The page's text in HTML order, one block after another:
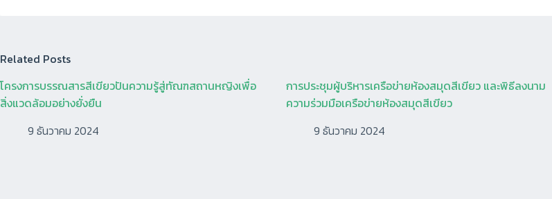
Related Posts
โครงการบรรณสารสีเขียวปันความรู้สู่ทัณฑสถานหญิงเพื่อ
สิ่งแวดล้อมอย่างยั่งยืน
9 ธันวาคม 2024
การประชุมผู้บริหารเครือข่ายห้องสมุดสีเขียว และพิธีลงนาม
ความร่วมมือเครือข่ายห้องสมุดสีเขียว
9 ธันวาคม 2024